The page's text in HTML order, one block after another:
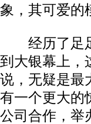
象，其可爱的
经历了足足
到大银幕上，
说，无疑是最
有一个更大
公司合作，举